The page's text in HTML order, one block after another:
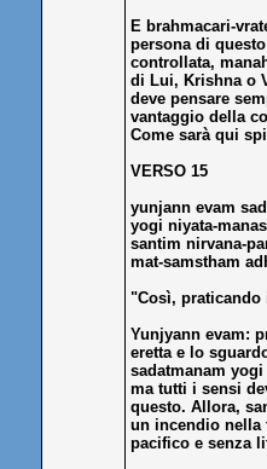
E brahmacari-
persona di
controllata,
di Lui, Krishna o
deve pensare
vantaggio della
Come sarà qui
VERSO 15
yunjann evam
yogi niyata-
santim nirvana-
mat-samstham
"Così, praticando
Yunjyann evam:
eretta e lo
sadatmanam
ma tutti i sensi
questo. Allora,
un incendio nella
pacifico e senza